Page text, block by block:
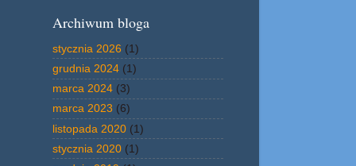
Archiwum bloga
stycznia 2026 (1)
grudnia 2024 (1)
marca 2024 (3)
marca 2023 (6)
listopada 2020 (1)
stycznia 2020 (1)